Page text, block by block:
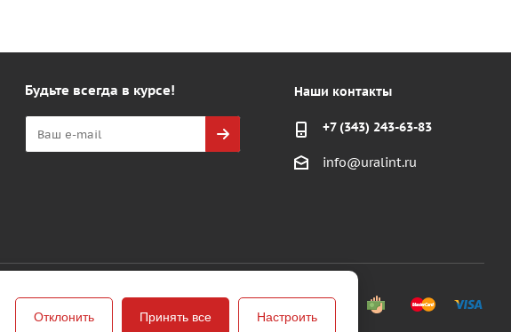
Будьте всегда в курсе! Наши контакты
+7 (343) 243-63-83
info@uralint.ru
Отклонить Принять все Настроить